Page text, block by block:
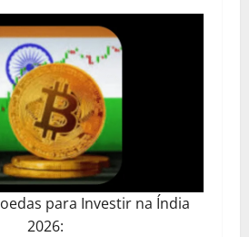
para Investir na Índia
2026: